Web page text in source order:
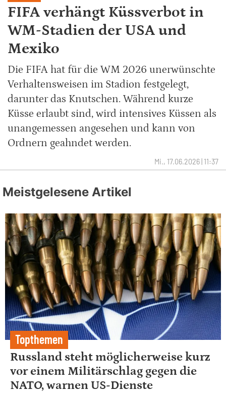
FIFA verhängt Küssverbot in
WM-Stadien der USA und
Mexiko
Die FIFA hat für die WM 2026 unerwünschte
Verhaltensweisen im Stadion festgelegt,
darunter das Knutschen. Während kurze
Küsse erlaubt sind, wird intensives Küssen als
unangemessen angesehen und kann von
Ordnern geahndet werden.
Mi., 17.06.2026 | 11:37
Meistgelesene Artikel
Topthemen
Russland steht möglicherweise kurz
vor einem Militärschlag gegen die
NATO, warnen US-Dienste